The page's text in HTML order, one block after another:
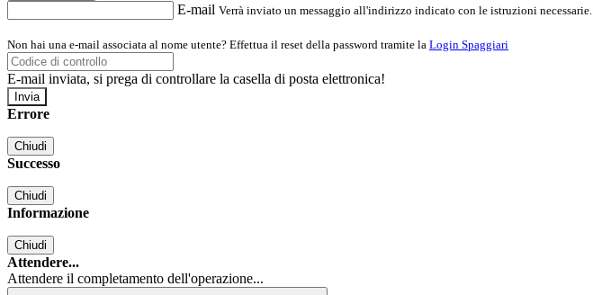
E-mail Verrà inviato un messaggio all'indirizzo indicato con le istruzioni necessarie.
Non hai una e-mail associata al nome utente? Effettua il reset della password tramite la Login Spaggiari
E-mail inviata, si prega di controllare la casella di posta elettronica!
Errore
Chiudi
Successo
Chiudi
Informazione
Chiudi
Attendere...
Attendere il completamento dell'operazione...